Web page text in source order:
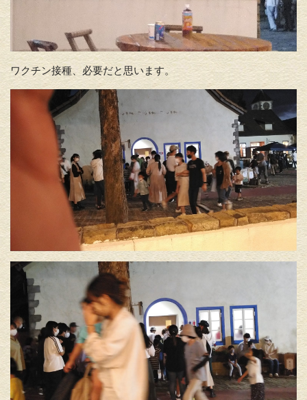
ワクチン接種、必要だと思います。